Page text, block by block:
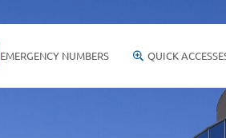
EMERGENCY NUMBERS QUICK